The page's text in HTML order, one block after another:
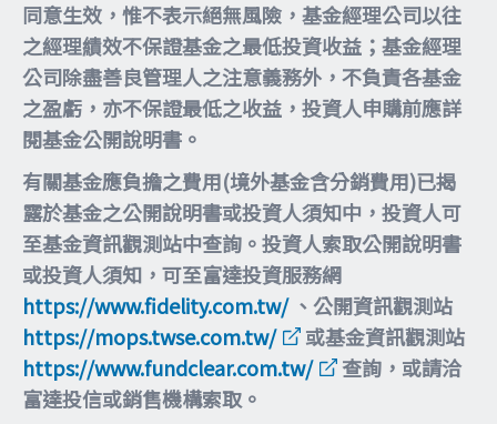
同意生效，惟不表示絕無風險，基金經理公司以往
之經理績效不保證基金之最低投資收益；基金經理
公司除盡善良管理人之注意義務外，不負責各基金
之盈虧，亦不保證最低之收益，投資人申購前應詳
閱基金公開說明書。
有關基金應負擔之費用(境外基金含分銷費用)已揭
露於基金之公開說明書或投資人須知中，投資人可
至基金資訊觀測站中查詢。投資人索取公開說明書
或投資人須知，可至富達投資服務網
https://www.fidelity.com.tw/、公開資訊觀測站
https://mops.twse.com.tw/
或基金資訊觀測站
https://www.fundclear.com.tw/
查詢，或請洽
富達投信或銷售機構索取。